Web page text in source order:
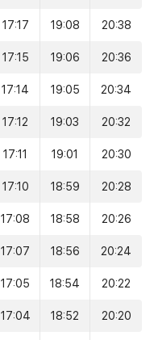
17:17 19:08 20:38
17:15 19:06 20:36
17:14 19:05 20:34
17:12 19:03 20:32
17:11 19:01 20:30
17:10 18:59 20:28
17:08 18:58 20:26
17:07 18:56 20:24
17:05 18:54 20:22
17:04 18:52 20:20